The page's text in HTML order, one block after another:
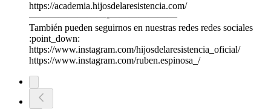
https://academia.hijosdelaresistencia.com/
————————-———————
También pueden seguirnos en nuestras redes redes sociales
:point_down:
https://www.instagram.com/hijosdelaresistencia_oficial/
https://www.instagram.com/ruben.espinosa_/